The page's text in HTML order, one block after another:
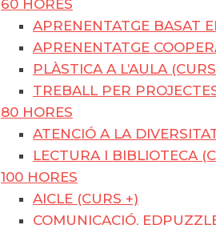
60 HORES
APRENENTATGE BASAT
APRENENTATGE
PLÀSTICA A L’AULA
TREBALL PER
80 HORES
ATENCIÓ A LA
LECTURA I BIBLIOTECA
100 HORES
AICLE (CURS +)
COMUNICACIÓ,